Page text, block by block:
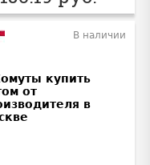
В наличии